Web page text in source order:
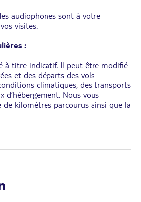
audiophones sont à votre
visites.
:
à titre indicatif. Il peut être modifié
et des départs des vols
climatiques, des transports
d’hébergement. Nous vous
kilomètres parcourus ainsi que la